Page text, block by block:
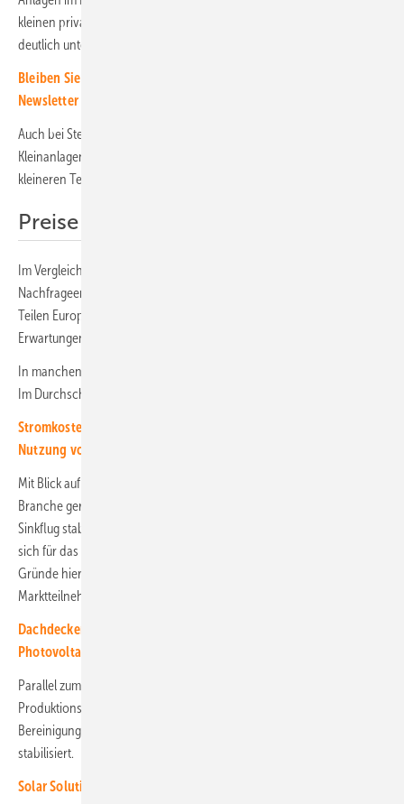
kleinen privaten und gewerblichen Anlagen bis 30 Kilowatt weiter
deutlich unter den Erwartungen.
Bleiben Sie auf dem Laufenden, melden Sie sich für unseren
Newsletter an
Auch bei Steckersolaranlagen geht die Nachfrage spürbar zurück.
Kleinanlagen bis zehn Kilowatt machen insgesamt einen immer
kleineren Teil des Zubaus aus.
Preise für Premiummodule steigen
Im Vergleich zum extremen Boom im Jahr 2023 hat die
Nachfrageentwicklung in diesem Jahr die Solarbranche in weiten
Teilen Europas, unter anderem in Deutschland, stark ernüchtert.
Erwartungen an kontinuierliches Wachstum wurden nicht erfüllt.
In manchen Märkten und Segmenten brach der Zubau sogar stark ein.
Im Durchschnitt lag der Zubau aber sogar leicht über dem Vorjahr.
Stromkosten im Gewerbe senken: Ratgeber für die solare
Nutzung von Flachdächern
Mit Blick auf die Preisentwicklung scheint sich die Lage für die
Branche gerade wieder zu verstetigen. Erstes Zeichen: Nach langem
Sinkflug stabilisieren sich die Modulpreise im Premiumsegment, wo
sich für das erste Quartal 2025 schon erste Engpässe abzeichnen. Die
Gründe hierfür sind vielschichtig: Weniger verfügbare Ware, weniger
Marktteilnehmer und höhere Kosten für Produktion und Export.
Dachdecker und E-Handwerker kooperieren beim Bau von
Photovoltaikanlagen
Parallel zum Abbau der Lagerbestände in Europa wurden
Produktionskapazitäten in Asien reduziert. Erste Anzeichen einer
Bereinigung unter den Herstellern haben die Rohstoffpreise
stabilisiert.
Solar Solutions Leipzig: Neue Solarmesse im Osten